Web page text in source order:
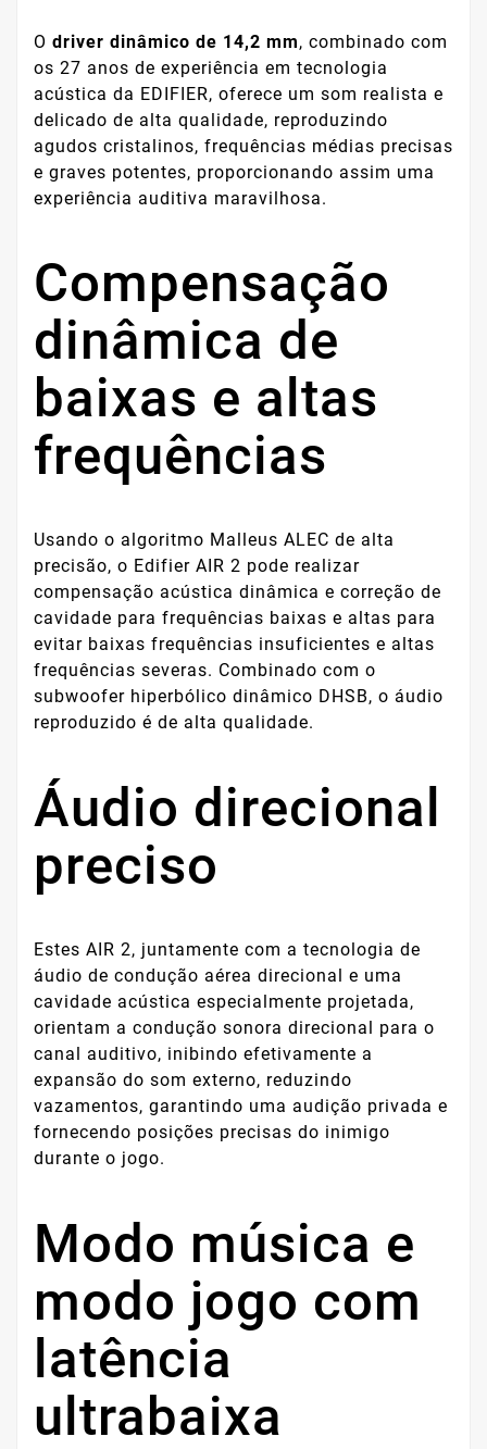
O driver dinâmico de 14,2 mm, combinado com
os 27 anos de experiência em tecnologia
acústica da EDIFIER, oferece um som realista e
delicado de alta qualidade, reproduzindo
agudos cristalinos, frequências médias precisas
e graves potentes, proporcionando assim uma
experiência auditiva maravilhosa.
Compensação
dinâmica de
baixas e altas
frequências
Usando o algoritmo Malleus ALEC de alta
precisão, o Edifier AIR 2 pode realizar
compensação acústica dinâmica e correção de
cavidade para frequências baixas e altas para
evitar baixas frequências insuficientes e altas
frequências severas. Combinado com o
subwoofer hiperbólico dinâmico DHSB, o áudio
reproduzido é de alta qualidade.
Áudio direcional
preciso
Estes AIR 2, juntamente com a tecnologia de
áudio de condução aérea direcional e uma
cavidade acústica especialmente projetada,
orientam a condução sonora direcional para o
canal auditivo, inibindo efetivamente a
expansão do som externo, reduzindo
vazamentos, garantindo uma audição privada e
fornecendo posições precisas do inimigo
durante o jogo.
Modo música e
modo jogo com
latência
ultrabaixa